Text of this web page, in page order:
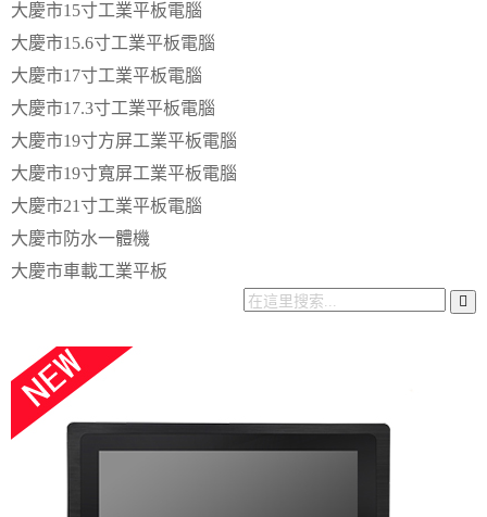
大慶市15寸工業平板電腦
大慶市15.6寸工業平板電腦
大慶市17寸工業平板電腦
大慶市17.3寸工業平板電腦
大慶市19寸方屏工業平板電腦
大慶市19寸寬屏工業平板電腦
大慶市21寸工業平板電腦
大慶市防水一體機
大慶市車載工業平板